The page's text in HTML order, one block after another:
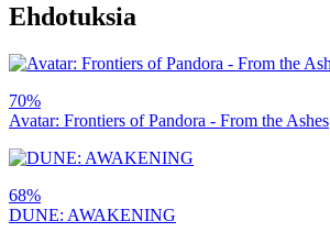
Ehdotuksia
70%
Avatar: Frontiers of Pandora - From the Ashes
68%
DUNE: AWAKENING